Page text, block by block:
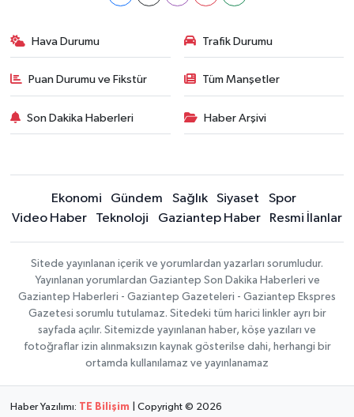
Hava Durumu Trafik Durumu
Puan Durumu ve Fikstür Tüm Manşetler
Son Dakika Haberleri Haber Arşivi
Ekonomi Gündem Sağlık Siyaset
Spor
Video Haber
Teknoloji Gaziantep Haber Resmi İlanlar
Sitede yayınlanan içerik ve yorumlardan yazarları sorumludur.
Yayınlanan yorumlardan Gaziantep Son Dakika Haberleri ve
Gaziantep Haberleri - Gaziantep Gazeteleri - Gaziantep Ekspres
Gazetesi sorumlu tutulamaz. Sitedeki tüm harici linkler ayrı bir
sayfada açılır. Sitemizde yayınlanan haber, köşe yazıları ve
fotoğraflar izin alınmaksızın kaynak gösterilse dahi, herhangi bir
ortamda kullanılamaz ve yayınlanamaz
Haber Yazılımı: TE Bilişim | Copyright © 2026